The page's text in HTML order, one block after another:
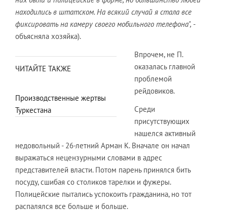
находились в штатском. На всякий случай я стала все
фиксировать на камеру своего мобильного телефона", -
объясняла хозяйка).
ЧИТАЙТЕ ТАКЖЕ
Производственные жертвы
Туркестана
Впрочем, не П.
оказалась главной
проблемой
рейдовиков.
Среди
присутствующих
нашелся активный
недовольный - 26-летний Арман К. Вначале он начал
выражаться нецензурными словами в адрес
представителей власти. Потом парень принялся бить
посуду, сшибая со столиков тарелки и фужеры.
Полицейские пытались успокоить гражданина, но тот
распалялся все больше и больше.